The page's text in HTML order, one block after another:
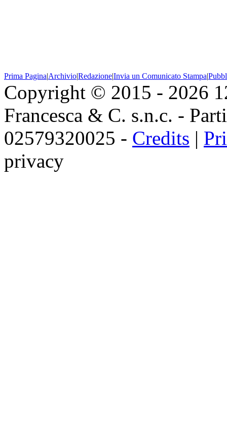
Prima PaginaArchivioRedazioneInvia un Comunicato Stampa
Copyright © 2015 - 2026
Francesca & C. s.n.c. -
02579320025 - Credits |
privacy